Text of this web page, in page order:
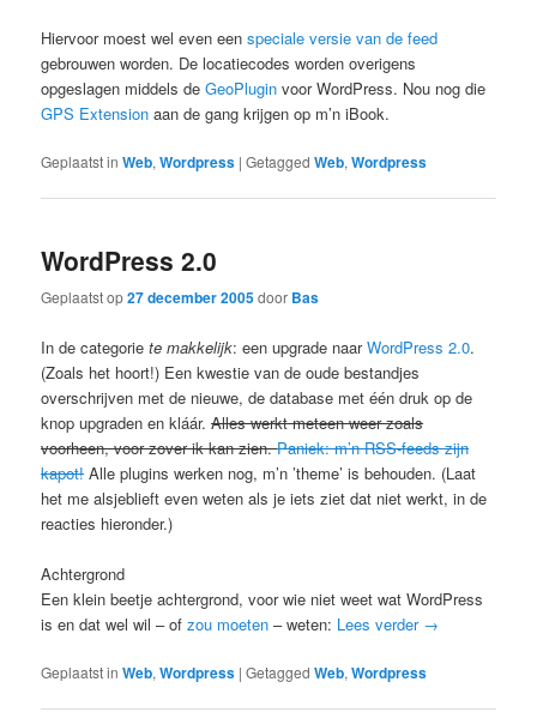
Hiervoor moest wel even eenspeciale versie van de feed
gebrouwen worden. De locatiecodes worden overigens
opgeslagen middels deGeoPlugin voor WordPress. Nou nog die
GPS Extension aan de gang krijgen op m’n iBook.
Geplaatst in Web,Wordpress |Getagged Web,Wordpress
WordPress 2.0
Geplaatst op27 december 2005door Bas
In de categoriete makkelijk: een upgrade naarWordPress 2.0.
(Zoals het hoort!) Een kwestie van de oude bestandjes
overschrijven met de nieuwe, de database met één druk op de
knop upgraden en kláár.Alles werkt meteen weer zoals
voorheen, voor zover ik kan zien.Paniek: m’n RSS-feeds zijn
kapot! Alle plugins werken nog, m’n ’theme’ is behouden. (Laat
het me alsjeblieft even weten als je iets ziet dat niet werkt, in de
reacties hieronder.)
Achtergrond
Een klein beetje achtergrond, voor wie niet weet wat WordPress
is en dat wel wil – ofzou moeten – weten: Lees verder →
Geplaatst in Web,Wordpress |Getagged Web,Wordpress